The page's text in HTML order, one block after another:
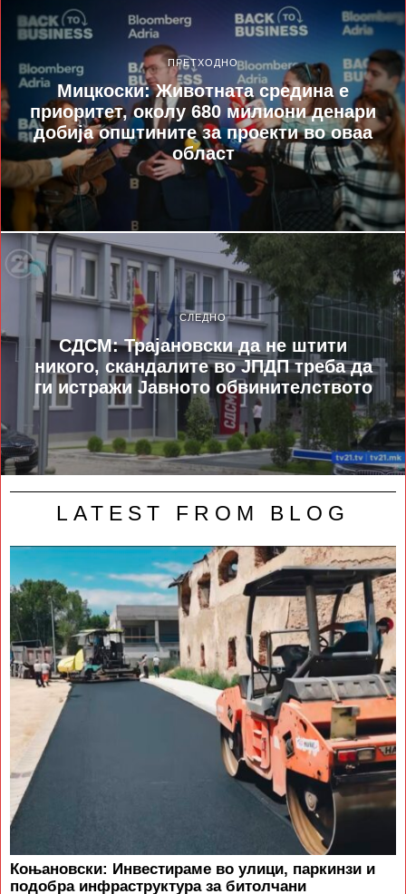
ПРЕТХОДНО
Мицкоски: Животната средина е
приоритет, околу 680 милиони денари
добија општините за проекти во оваа
област
СЛЕДНО
СДСМ: Трајановски да не штити
никого, скандалите во ЈПДП треба да
ги истражи Јавното обвинителството
LATEST FROM BLOG
Коњановски: Инвестираме во улици, паркинзи и
подобра инфраструктура за битолчани